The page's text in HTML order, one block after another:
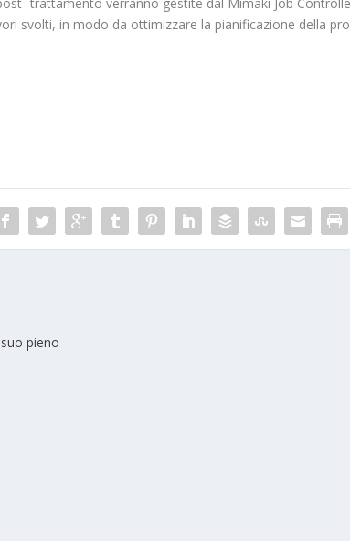
svolti, in modo da ottimizzare la pianificazione della
pieno